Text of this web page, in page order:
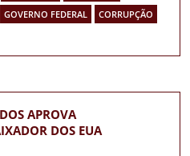
GOVERNO FEDERAL
CORRUPÇÃO
APROVA
DOS EUA